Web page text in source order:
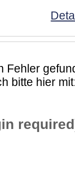
Fehler
bitte hier